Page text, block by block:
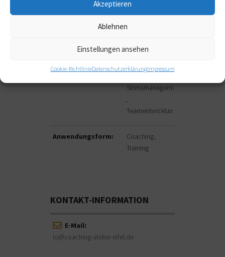
Akzeptieren
Ablehnen
Einstellungen ansehen
Cookie-RichtlinieDatenschutzerklärungImpressum
Konfliktmanagement
und
Krisenintervention
Personalentwicklung
Stressmanagement
Teamentwicklung
Anwendungsform:
Coaching
Training
KONTAKT-INFORMATION
E-Mail:
io@coaching-atelier-eifel.de